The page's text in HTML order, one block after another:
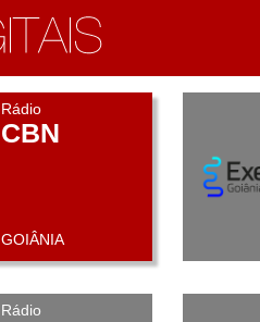
Rádio
CBN
GOIÂNIA
Rádio